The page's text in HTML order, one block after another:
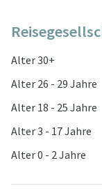
Alter 30+
Alter 26 - 29 Jahre
Alter 18 - 25 Jahre
Alter 3 - 17 Jahre
Alter 0 - 2 Jahre